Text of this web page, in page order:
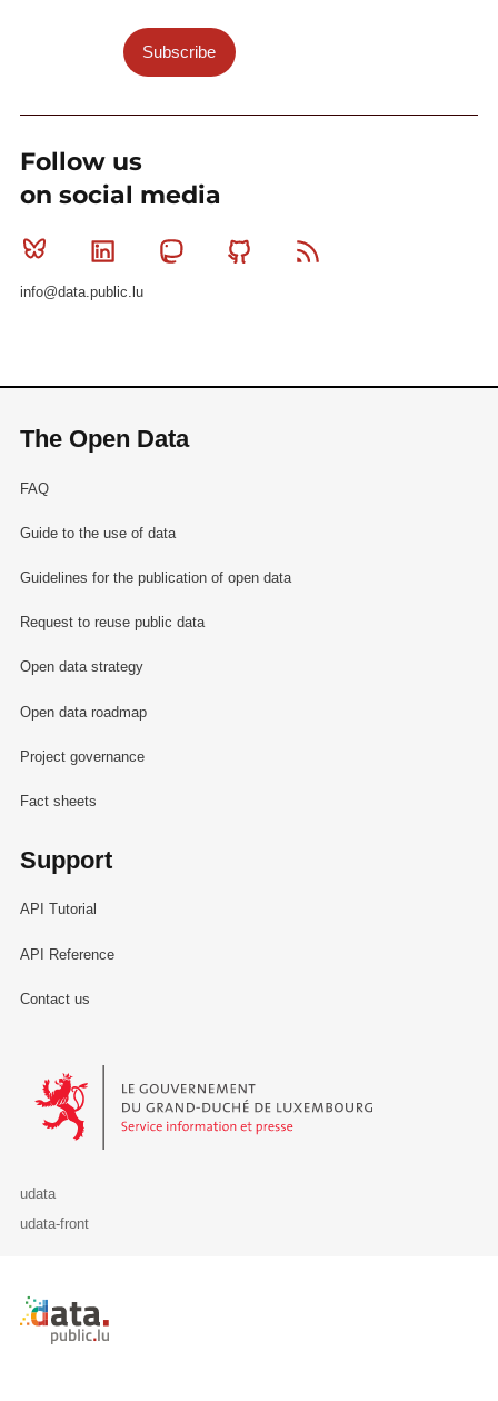
Subscribe
Follow us
on social media
Bluesky Linkedin MastodonGithub
info@data.public.lu
The Open Data
FAQ
Guide to the use of data
Guidelines for the publication of open data
Request to reuse public data
Open data strategy
Open data roadmap
Project governance
Fact sheets
Support
API Tutorial
API Reference
Contact us
Le Gouvernement du Grand-Duché de Luxembourg - Service
udata
udata-front
Retour à l'accueil de data.public.lu